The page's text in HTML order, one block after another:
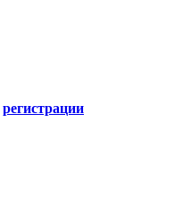
регистрации